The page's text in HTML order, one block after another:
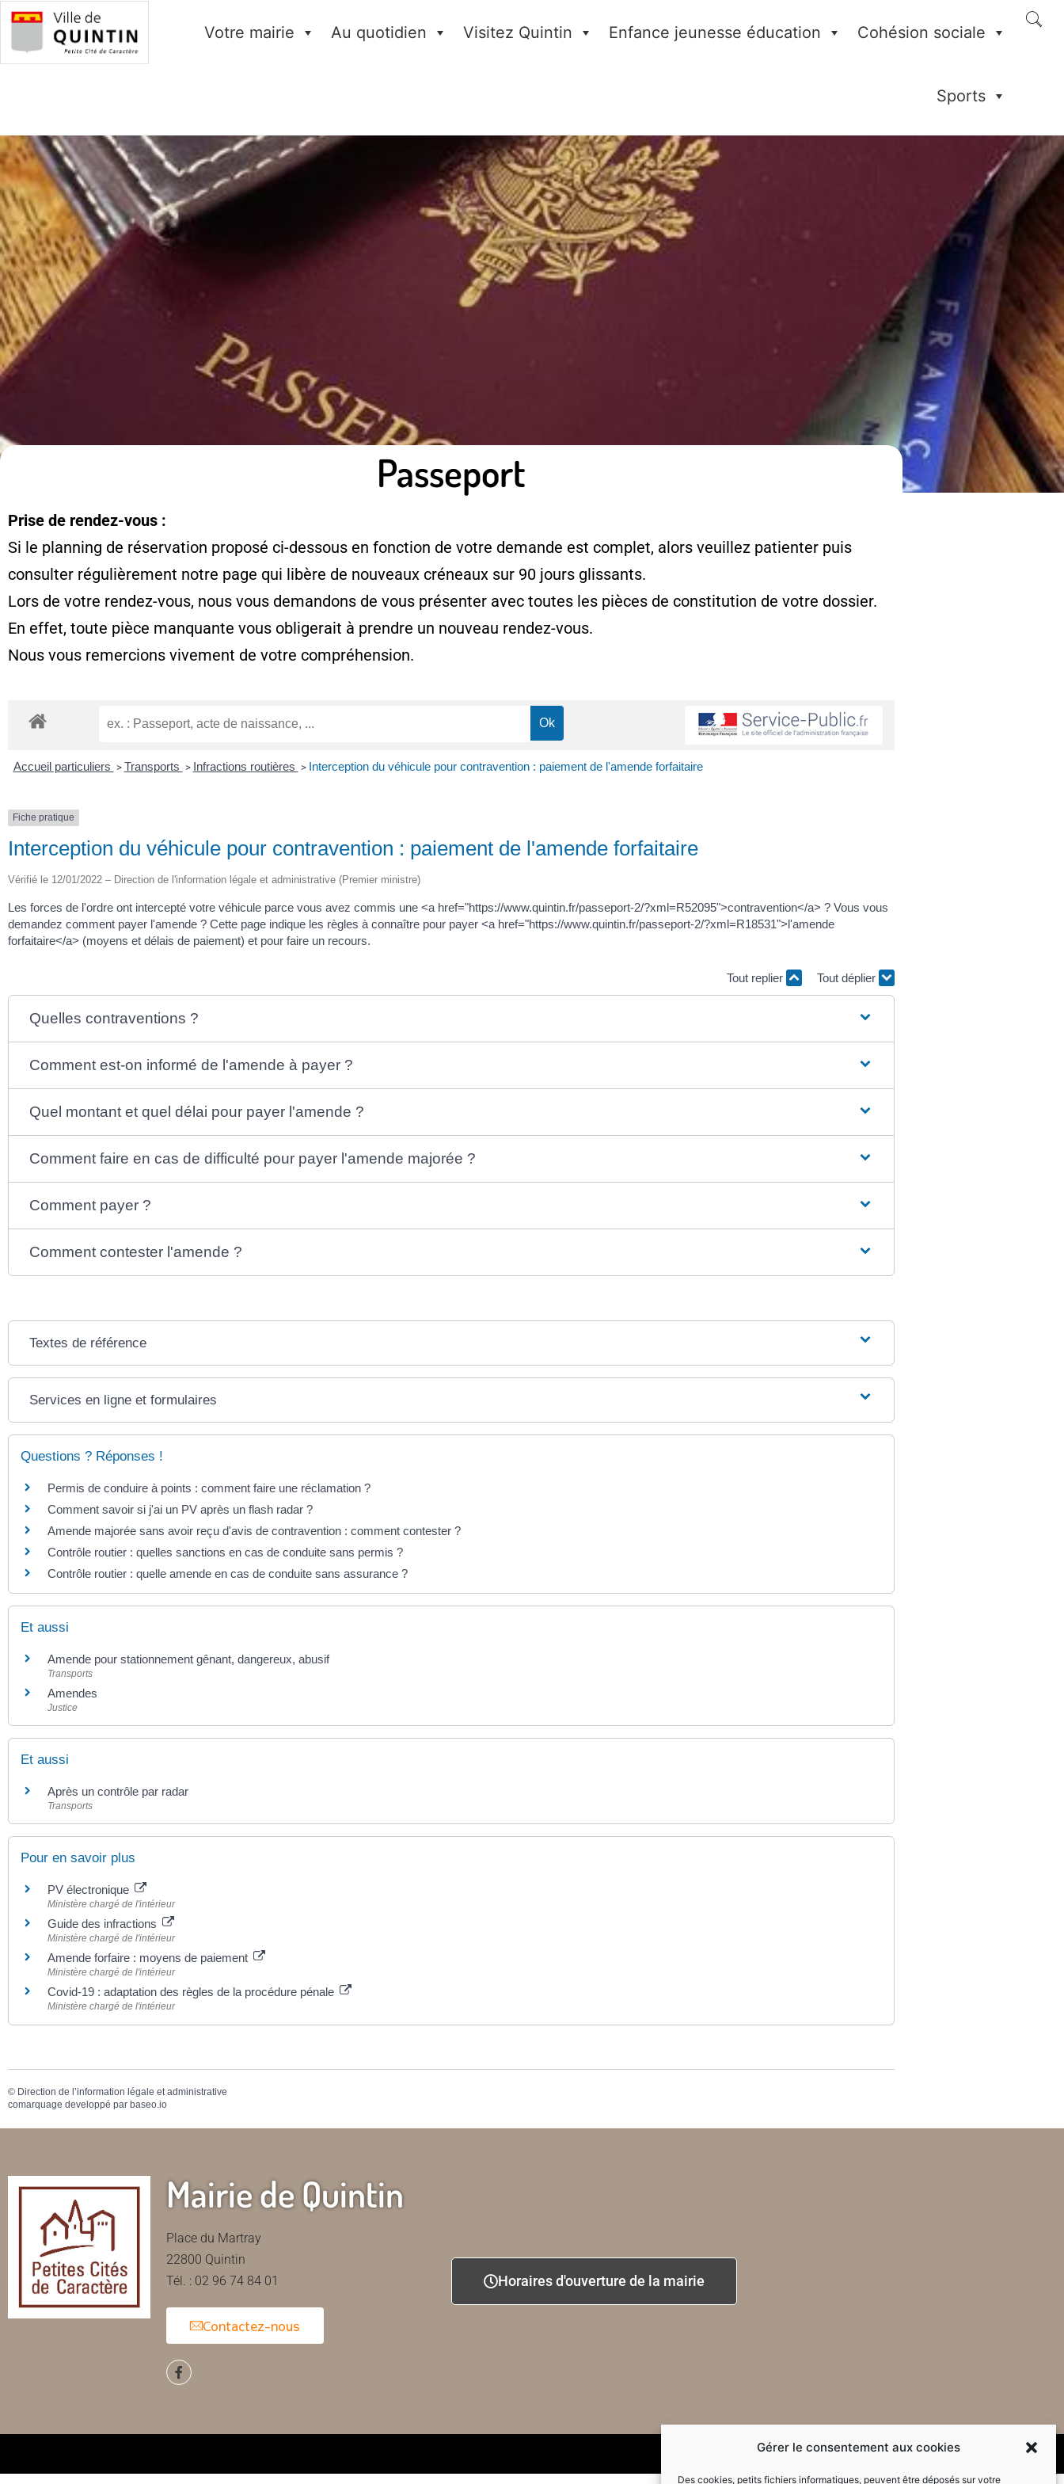
Gérer le consentement aux cookies
Des cookies, petits fichiers informatiques, peuvent être déposés sur votre
Votre mairie Au quotidien Visitez Quintin Enfance jeunesse éducation Cohésion sociale
Sports
Passeport
Prise de rendez-vous :
Si le planning de réservation proposé ci-dessous en fonction de votre demande est complet, alors veuillez patienter puis
consulter régulièrement notre page qui libère de nouveaux créneaux sur 90 jours glissants.
Lors de votre rendez-vous, nous vous demandons de vous présenter avec toutes les pièces de constitution de votre dossier.
En effet, toute pièce manquante vous obligerait à prendre un nouveau rendez-vous.
Nous vous remercions vivement de votre compréhension.
Accueil particuliers > Transports > Infractions routières > Interception du véhicule pour contravention : paiement de l'amende forfaitaire
Fiche pratique
Interception du véhicule pour contravention : paiement de l'amende forfaitaire
Vérifié le 12/01/2022 – Direction de l'information légale et administrative (Premier ministre)
Les forces de l'ordre ont intercepté votre véhicule parce vous avez commis une <a href="https://www.quintin.fr/passeport-2/?xml=R52095">contravention</a> ? Vous vous
demandez comment payer l'amende ? Cette page indique les règles à connaître pour payer <a href="https://www.quintin.fr/passeport-2/?xml=R18531">l'amende
forfaitaire</a> (moyens et délais de paiement) et pour faire un recours.
Tout replier Tout déplier
Quelles contraventions ?
Comment est-on informé de l'amende à payer ?
Quel montant et quel délai pour payer l'amende ?
Comment faire en cas de difficulté pour payer l'amende majorée ?
Comment payer ?
Comment contester l'amende ?
Textes de référence
Services en ligne et formulaires
Questions ? Réponses !
Permis de conduire à points : comment faire une réclamation ?
Comment savoir si j'ai un PV après un flash radar ?
Amende majorée sans avoir reçu d'avis de contravention : comment contester ?
Contrôle routier : quelles sanctions en cas de conduite sans permis ?
Contrôle routier : quelle amende en cas de conduite sans assurance ?
Et aussi
Amende pour stationnement gênant, dangereux, abusif
Transports
Amendes
Justice
Et aussi
Après un contrôle par radar
Transports
Pour en savoir plus
PV électronique
Ministère chargé de l'intérieur
Guide des infractions
Ministère chargé de l'intérieur
Amende forfaire : moyens de paiement
Ministère chargé de l'intérieur
Covid-19 : adaptation des règles de la procédure pénale
Ministère chargé de l'intérieur
© Direction de l’information légale et administrative
comarquage developpé par baseo.io
Mairie de Quintin
Place du Martray
22800 Quintin
Tél. : 02 96 74 84 01
Contactez-nous
Horaires d'ouverture de la mairie